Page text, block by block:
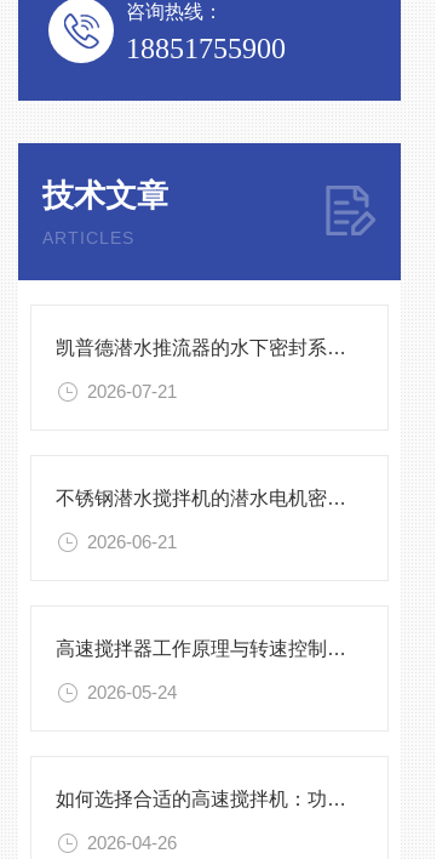
咨询热线：
18851755900
技术文章
ARTICLES
凯普德潜水推流器的水下密封系统维护全流程指南说明
2026-07-21
不锈钢潜水搅拌机的潜水电机密封与泄漏保护
2026-06-21
高速搅拌器工作原理与转速控制技术分析
2026-05-24
如何选择合适的高速搅拌机：功率、转速、搅拌桨叶与物料适配性分析
2026-04-26